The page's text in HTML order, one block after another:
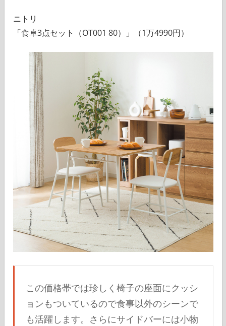
ニトリ
「食卓3点セット（OT001 80）」（1万4990円）
この価格帯では珍しく椅子の座面にクッシ
ョンもついているので食事以外のシーンで
も活躍します。さらにサイドバーには小物